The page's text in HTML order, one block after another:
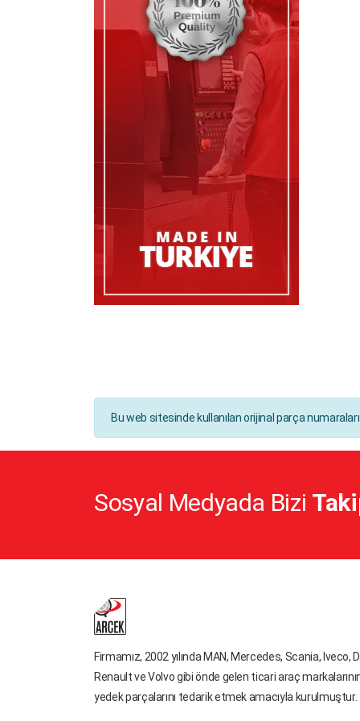
DONG FENG
EVO-BUS
FIRESTONE
FODEN TRUCK
FODEN TRUCK
FREIGHTLINER
GIGANT
GOODYEAR
GRANNING
HUFFERMANN
Iveco Fren
KNORR - MERITOR
KNORR - MERITOR - WABCO
Bu web sitesinde kullanılan orijinal parça
Sosyal Medyada Bizi
Firmamız, 2002 yılında MAN, Mercedes, Scania, Iveco,
Renault ve Volvo gibi önde gelen ticari araç
yedek parçalarını tedarik etmek amacıyla kurulmuştur.